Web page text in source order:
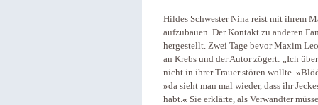
Hildes Schwester Nina reist mit ihrem
aufzubauen. Der Kontakt zu anderen
hergestellt. Zwei Tage bevor Maxim
an Krebs und der Autor zögert: „Ich
nicht in ihrer Trauer stören wollte. »
»da sieht man mal wieder, dass ihr
habt.« Sie erklärte, als Verwandter